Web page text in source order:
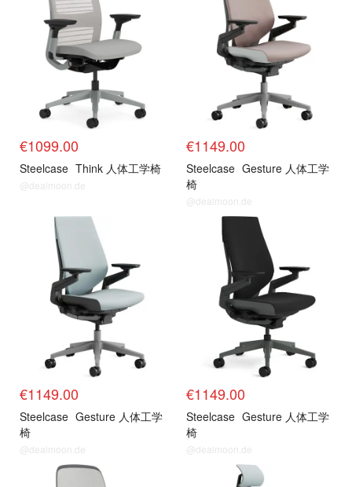
€1099.00
Steelcase Think 人体工学椅
@dealmoon.de
€1149.00
Steelcase Gesture 人体工学
椅
@dealmoon.de
€1149.00
Steelcase Gesture 人体工学
椅
@dealmoon.de
€1149.00
Steelcase Gesture 人体工学
椅
@dealmoon.de